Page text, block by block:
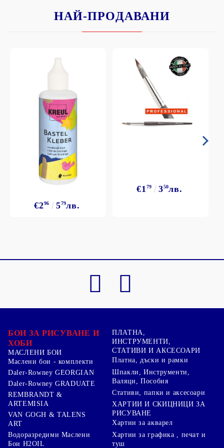
НАЙ-ПРОДАВАНИ
€296 579лв.
€1 79 350лв.
БОИ ЗА РИСУВАНЕ И
ХОБИ
МАСЛЕНИ БОИ
Маслени бои - комплекти
Daler-Rowney GEORGIAN
Daler-Rowney GRADUATE
REMBRANDT &
ARTEMISIA
VAN GOGH & TALENS
ART
Водоразредими Маслени
Бои H2OIL
ПЛАТНА,
ИНСТРУМЕНТИ,
СТАТИВИ И АКСЕСОАРИ
Платна, дъски и рамки
Шпакли, Инструменти,
Валяци, Пособия
Стативи, папки и аксесоари
ХАРТИИ И СКИЦНИЦИ ЗА
РИСУВАНЕ
Хартии за акварел
Хартии за графика , печат и
туш